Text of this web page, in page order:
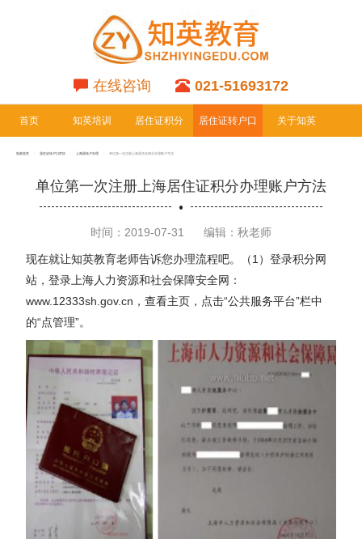
在线咨询 021-51693172
首页 知英培训 居住证积分
专栏
居住证转户口 关于知英
知英首页 居住证转户口栏目 上海居转户办理 单位第一次注册上海居住证积分办理账户方法
单位第一次注册上海居住证积分办理账户方法
时间：2019-07-31 编辑：秋老师
现在就让知英教育老师告诉您办理流程吧。（1）登录积分网
站，登录上海人力资源和社会保障安全网：
www.12333sh.gov.cn，查看主页，点击“公共服务平台”栏中
的“点管理”。